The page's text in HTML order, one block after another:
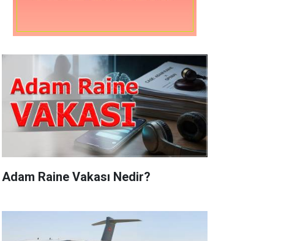
Adam Raine Vakası Nedir?